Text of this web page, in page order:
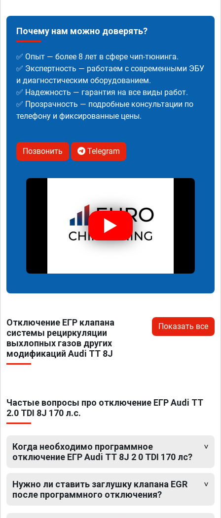
Почему нам можно доверять?
✅ Опыт — более 8 лет в сфере чип-тюнинга.
✅ Экспертность — работаем с современными ЭБУ
и диагностическим оборудованием.
✅ Надежность — гарантия на все виды работ.
✅ Прозрачность — подробные консультации по
телефону и фиксированные цены.
Позвонить Telegram
Отключение ЕГР клапана
системы рециркуляции
выхлопных газов других
модификаций Audi TT 8J
Показать все
Частые вопросы про отключение ЕГР Audi TT
2.0 TDI 8J 170 л.с.
Когда необходимо программное
отключение ЕГР Audi TT 8J 2 0 TDI 170 лс?
Нужно ли ставить заглушку клапана EGR
после программного отключения?